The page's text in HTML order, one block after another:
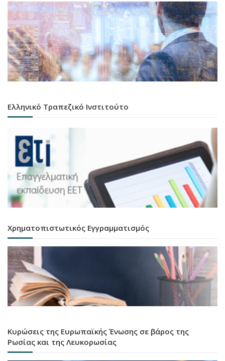
Ελληνικό Τραπεζικό Ινστιτούτο
Χρηματοπιστωτικός Εγγραμματισμός
Κυρώσεις της Ευρωπαϊκής Ένωσης σε βάρος της
Ρωσίας και της Λευκορωσίας